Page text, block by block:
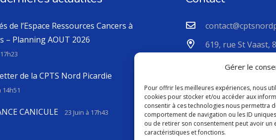
Gérer le
Pour offrir les meilleures expériences, nous
cookies pour stocker et/ou accéder aux
consentir à ces technologies nous permettra
comportement de navigation ou les ID
ou de retirer son consentement peut avoir un
caractéristiques et fonctions.
de l’Espace Ressources Cancers à
– Planning AOUT 2026
de la CPTS Nord Picardie
14h51
CANICULE 23 Juin à 17h43
619, rue St Vaast,